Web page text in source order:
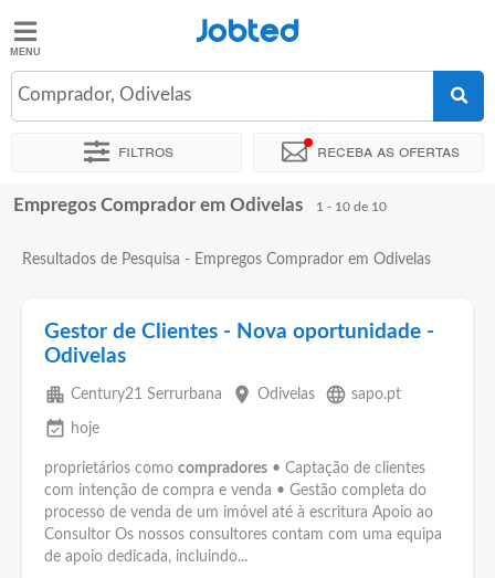
Jobted
Empregos
Salários
Jobted
Comprador, Odivelas
Filtros Receba as ofertas
Ordenar por Localidade exata
Empregos Comprador em Odivelas 1 - 10 de 10
Resultados de Pesquisa - Empregos Comprador em Odivelas
Gestor de Clientes - Nova oportunidade -
Odivelas
apartment Century21 Serrurbana place Odivelas language sapo.pt
event_available hoje
proprietários como compradores • Captação de clientes
com intenção de compra e venda • Gestão completa do
processo de venda de um imóvel até à escritura Apoio ao
Consultor Os nossos consultores contam com uma equipa
de apoio dedicada, incluindo...